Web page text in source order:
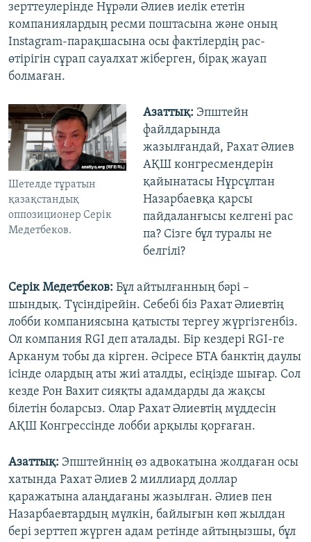
зерттеулерінде Нұрәли Әлиев иелік ететін
компаниялардың ресми поштасына және оның
Instagram-парақшасына осы фактілердің рас-
өтірігін сұрап сауалхат жіберген, бірақ жауап
болмаған.
Шетелде тұратын
қазақстандық
оппозиционер Серік
Медетбеков.
Азаттық: Эпштейн
файлдарында
жазылғандай, Рахат Әлиев
АҚШ конгресмендерін
қайынатасы Нұрсұлтан
Назарбаевқа қарсы
пайдаланғысы келгені рас
па? Сізге бұл туралы не
белгілі?
Серік Медетбеков: Бұл айтылғанның бәрі –
шындық. Түсіндірейін. Себебі біз Рахат Әлиевтің
лобби компаниясына қатысты тергеу жүргізгенбіз.
Ол компания RGI деп аталады. Бір кездері RGI-ге
Арканум тобы да кірген. Әсіресе БТА банктің даулы
ісінде олардың аты жиі аталды, есіңізде шығар. Сол
кезде Рон Вахит сияқты адамдарды да жақсы
білетін боларсыз. Олар Рахат Әлиевтің мүддесін
АҚШ Конгрессінде лобби арқылы қорғаған.
Азаттық: Эпштейннің өз адвокатына жолдаған осы
хатында Рахат Әлиев 2 миллиард доллар
қаражатына алаңдағаны жазылған. Әлиев пен
Назарбаевтардың мүлкін, байлығын көп жылдан
бері зерттеп жүрген адам ретінде айтыңызшы, бұл